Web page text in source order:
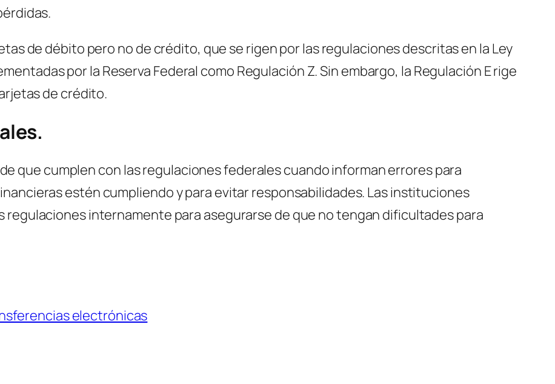
de débito pero no de crédito, que se rigen por las regulaciones descritas en la Ley
por la Reserva Federal como Regulación Z. Sin embargo, la Regulación E rige
de crédito.
que cumplen con las regulaciones federales cuando informan errores para
estén cumpliendo y para evitar responsabilidades. Las instituciones
internamente para asegurarse de que no tengan dificultades para
electrónicas